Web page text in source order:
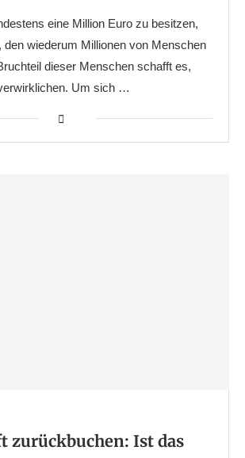
eine Million Euro zu besitzen,
den wiederum Millionen von Menschen
dieser Menschen schafft es,
Um sich …
zurückbuchen: Ist das